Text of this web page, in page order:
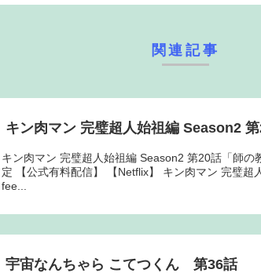
関連記事
キン肉マン 完璧超人始祖編 Season2
キン肉マン 完璧超人始祖編 Season2 第20話「師
定 【公式有料配信】 【Netflix】 キン肉マン 完璧
fee...
宇宙なんちゃら こてつくん 第36話